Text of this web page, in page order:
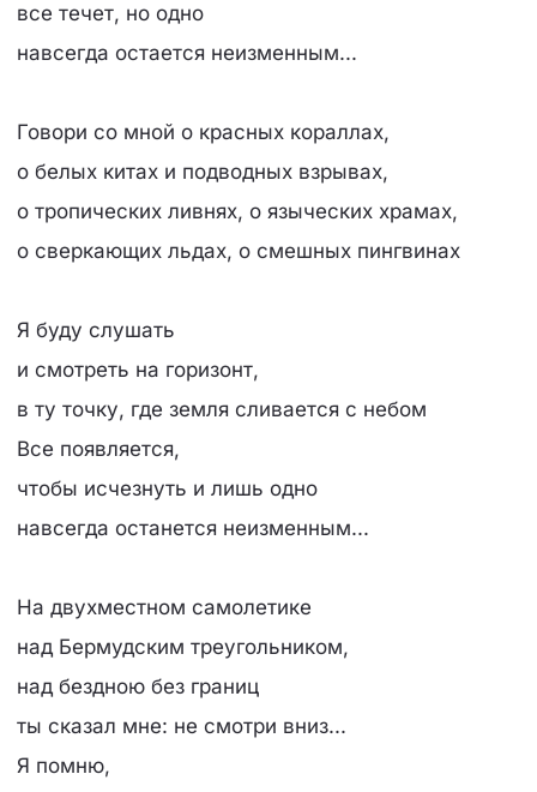
все течет, но одно
навсегда остается неизменным...
Говори со мной о красных кораллах,
о белых китах и подводных взрывах,
о тропических ливнях, о языческих храмах,
о сверкающих льдах, о смешных пингвинах
Я буду слушать
и смотреть на горизонт,
в ту точку, где земля сливается с небом
Все появляется,
чтобы исчезнуть и лишь одно
навсегда останется неизменным...
На двухместном самолетике
над Бермудским треугольником,
над бездною без границ
ты сказал мне: не смотри вниз...
Я помню,